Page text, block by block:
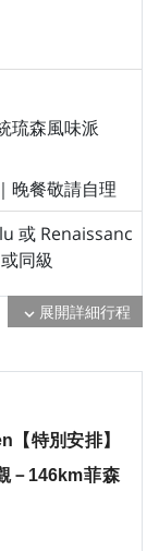
琉森風味派
晚餐敬請自理
或 Renaissanc
同級
expand_more 展開詳細行程
【特別安排】
－146km菲森